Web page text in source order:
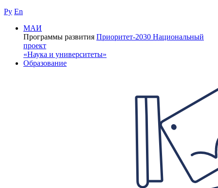
Ру En
МАИ
Программы развития Приоритет-2030 Национальный
проект
«Наука и университеты»
Образование